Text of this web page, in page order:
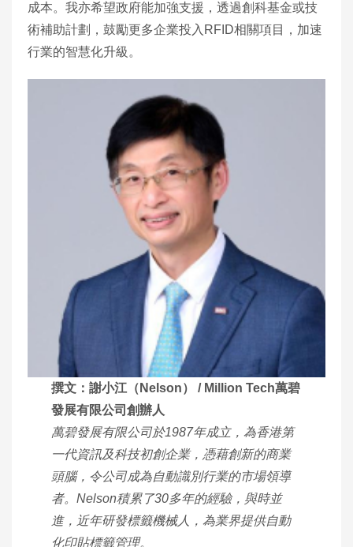
成本。我亦希望政府能加強支援，透過創科基金或技
術補助計劃，鼓勵更多企業投入RFID相關項目，加速
行業的智慧化升級。
撰文：謝小江（Nelson） / Million Tech萬碧
發展有限公司創辦人
萬碧發展有限公司於1987年成立，為香港第
一代資訊及科技初創企業，憑藉創新的商業
頭腦，令公司成為自動識別行業的市場領導
者。Nelson積累了30多年的經驗，與時並
進，近年研發標籤機械人，為業界提供自動
化印貼標籤管理。